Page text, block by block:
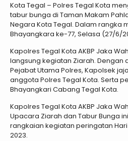
Kota Tegal – Polres Tegal Kota
tabur bunga di Taman Makam
Negara Kota Tegal. Dalam rangka
Bhayangkara ke-77, Selasa (27/6/
Kapolres Tegal Kota AKBP Jaka
langsung kegiatan Ziarah. Dengan
Pejabat Utama Polres, Kapolsek
anggota Polres Tegal Kota. Serta
Bhayangkari Cabang Tegal Kota.
Kapolres Tegal Kota AKBP Jaka
Upacara Ziarah dan Tabur Bunga
rangkaian kegiatan peringatan
2023.